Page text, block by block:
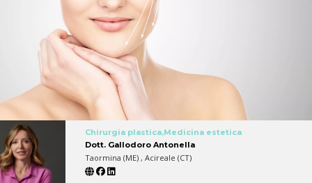
Chirurgia plastica,Medicina estetica
Dott. Gallodoro Antonella
Taormina (ME) , Acireale (CT)